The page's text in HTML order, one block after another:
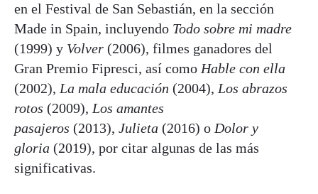
en el Festival de San Sebastián, en la sección
Made in Spain, incluyendo Todo sobre mi madre
(1999) y Volver (2006), filmes ganadores del
Gran Premio Fipresci, así como Hable con ella
(2002), La mala educación (2004), Los abrazos
rotos (2009), Los amantes
pasajeros (2013), Julieta (2016) o Dolor y
gloria (2019), por citar algunas de las más
significativas.